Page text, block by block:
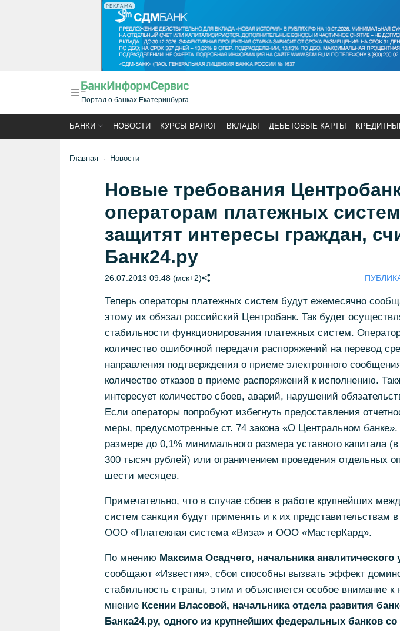
РЕКЛАМА
Портал о банках Екатеринбурга
БАНКИ НОВОСТИ КУРСЫ ВАЛЮТ ВКЛАДЫ ДЕБЕТОВЫЕ КАРТЫ
Главная Новости
Новые требования
операторам платежных
защитят интересы граждан,
Банк24.ру
26.07.2013 09:48 (мск+2)
Теперь операторы платежных систем будут ежемесячно
этому их обязал российский Центробанк. Так будет
стабильности функционирования платежных систем.
количество ошибочной передачи распоряжений на перевод
направления подтверждения о приеме электронного
количество отказов в приеме распоряжений к исполнению.
интересует количество сбоев, аварий, нарушений
Если операторы попробуют избегнуть предоставления
меры, предусмотренные ст. 74 закона «О Центральном
размере до 0,1% минимального размера уставного капитала
300 тысяч рублей) или ограничением проведения отдельных
шести месяцев.
Примечательно, что в случае сбоев в работе крупнейших
систем санкции будут применять и к их представительствам
ООО «Платежная система «Виза» и ООО «МастерКард».
По мнению Максима Осадчего, начальника
сообщают «Известия», сбои способны вызвать эффект
стабильность страны, этим и объясняется особое внимание к
мнение Ксении Власовой, начальника отдела развития
Банка24.ру, одного из крупнейших федеральных банков со